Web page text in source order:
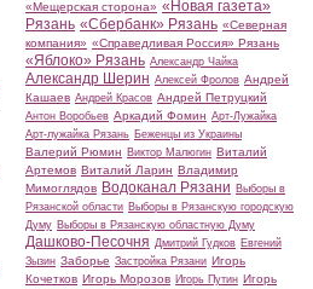
«Мещерская сторона» «Новая газета»
Рязань «Сбербанк» Рязань «Северная
компания» «Справедливая Россия» Рязань
«Яблоко» Рязань Александр Чайка
Александр Шерин Алексей Фролов Андрей
Кашаев Андрей Красов Андрей Петруцкий
Антон Воробьев Аркадий Фомин Арт-Лужайка
Арт-лужайка Рязань Беженцы из Украины
Валерий Рюмин Виктор Малюгин Виталий
Артемов Виталий Ларин Владимир
Мимоглядов Водоканал Рязани Выборы в
Рязанской области Выборы в Рязанскую городскую
Думу Выборы в Рязанскую областную Думу
Дашково-Песочня Дмитрий Гудков Евгений
Зызин Заборье Застройка Рязани Игорь
Кочетков Игорь Морозов Игорь Путин Игорь